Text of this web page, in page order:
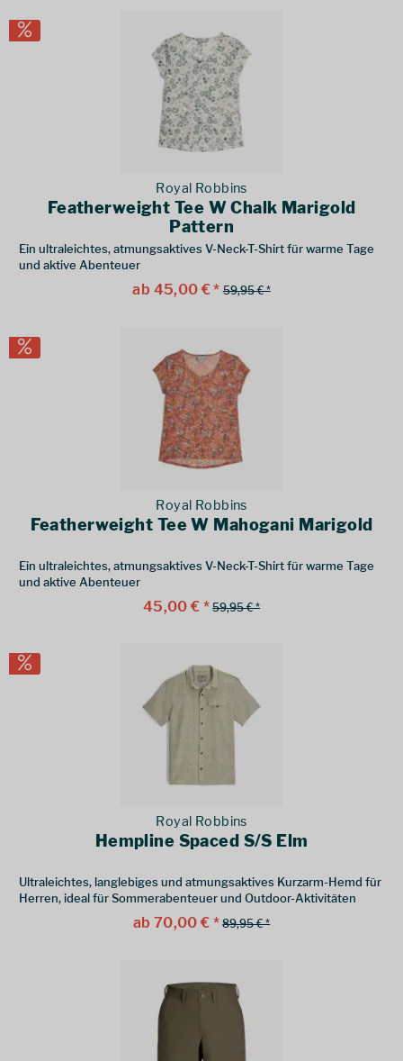
Royal Robbins
Featherweight Tee W Chalk Marigold
Pattern
Ein ultraleichtes, atmungsaktives V-Neck-T-Shirt für warme Tage
und aktive Abenteuer
ab 45,00 € * 59,95 € *
Royal Robbins
Featherweight Tee W Mahogani Marigold
Ein ultraleichtes, atmungsaktives V-Neck-T-Shirt für warme Tage
und aktive Abenteuer
45,00 € * 59,95 € *
Royal Robbins
Hempline Spaced S/S Elm
Ultraleichtes, langlebiges und atmungsaktives Kurzarm-Hemd für
Herren, ideal für Sommerabenteuer und Outdoor-Aktivitäten
ab 70,00 € * 89,95 € *